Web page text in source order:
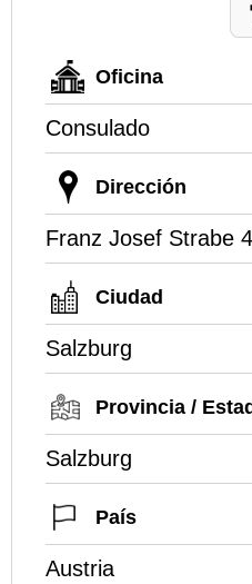
Oficina
Consulado
Dirección
Franz Josef Strabe
Ciudad
Salzburg
Provincia /
Salzburg
País
Austria